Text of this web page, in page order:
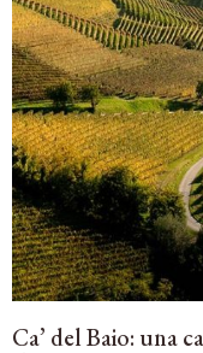
Ca’ del Baio: una